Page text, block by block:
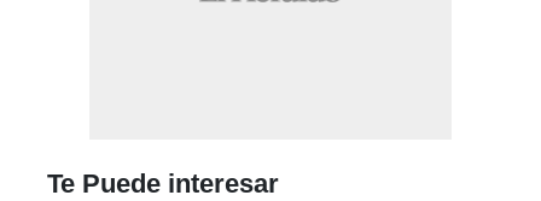
Te Puede interesar